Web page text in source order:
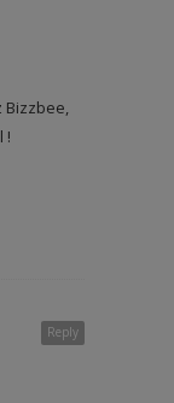
Bizzbee,
!
Reply